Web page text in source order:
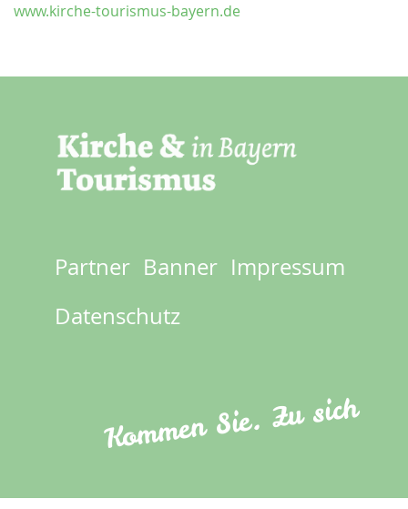
www.kirche-tourismus-bayern.de
Footer
menu
Partner Banner Impressum
Datenschutz
Kommen Sie. Zu sich